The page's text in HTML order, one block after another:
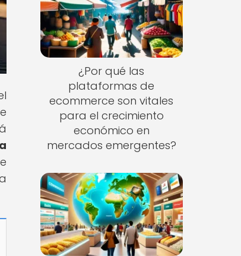
¿Por qué las
plataformas de
ecommerce son vitales
para el crecimiento
económico en
mercados emergentes?